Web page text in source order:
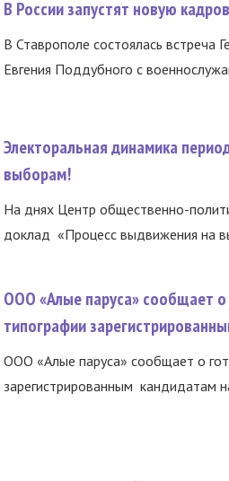
В России запустят новую
В Ставрополе состоялась встреча
Евгения Поддубного с
Электоральная динамика
выборам!
На днях Центр общественно-
доклад «Процесс выдвижения на
ООО «Алые паруса» сообщает о
типографии
ООО «Алые паруса» сообщает о
зарегистрированным кандидатам